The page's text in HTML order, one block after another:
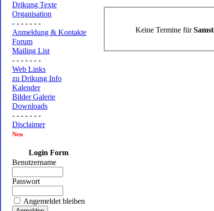
Drikung Texte
Organisation
- - - - - - -
Anmeldung & Kontakte
Forum
Mailing List
- - - - - - -
Web Links
zu Drikung Info
Kalender
Bilder Galerie
Downloads
- - - - - - -
Disclaimer
Neu
Login Form
Benutzername
Passwort
Angemeldet bleiben
Keine Termine für